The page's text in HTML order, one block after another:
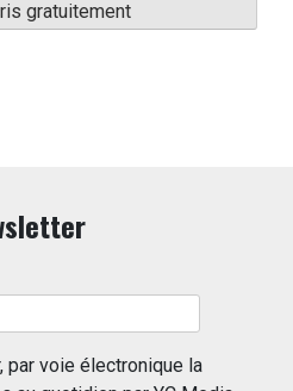
par voie électronique la